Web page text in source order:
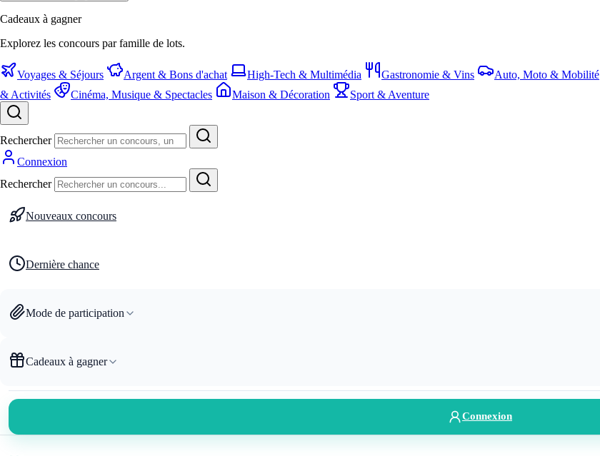
Cadeaux à gagner
Explorez les concours par famille de lots.
Voyages & Séjours Argent & Bons d'achat High-Tech & Multimédia Gastronomie & Vins Auto, Moto & Mobilité
& Activités
Cinéma, Musique & Spectacles Maison & Décoration Sport & Aventure
Rechercher
Connexion
Rechercher
Nouveaux concours
Dernière chance
Mode de participation
Cadeaux à gagner
Connexion